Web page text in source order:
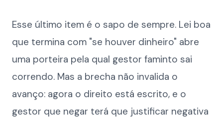
Esse último item é o sapo de sempre. Lei boa
que termina com "se houver dinheiro" abre
uma porteira pela qual gestor faminto sai
correndo. Mas a brecha não invalida o
avanço: agora o direito está escrito, e o
gestor que negar terá que justificar negativa